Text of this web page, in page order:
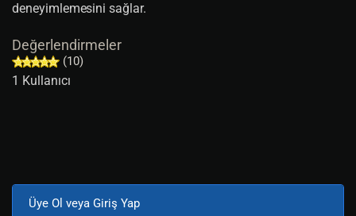
deneyimlemesini sağlar.
Değerlendirmeler
(10)
1 Kullanıcı
Üye Ol veya Giriş Yap